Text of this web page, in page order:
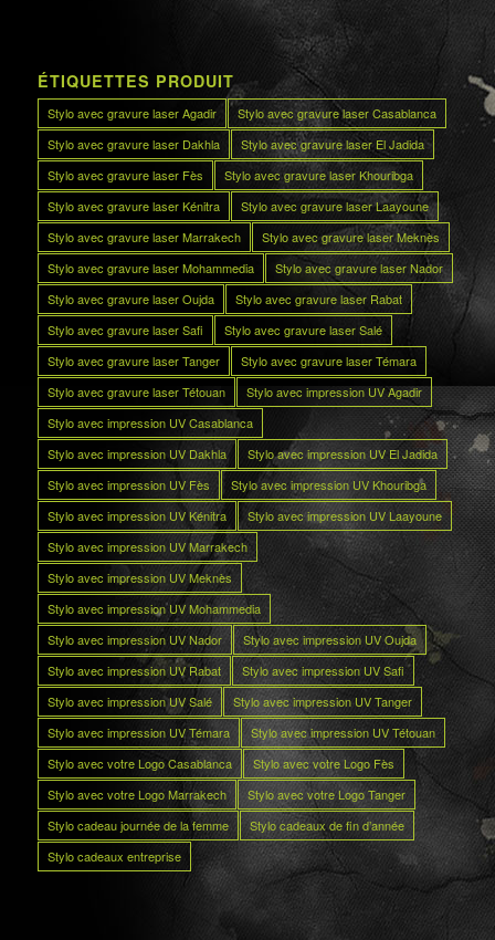
ÉTIQUETTES PRODUIT
Stylo avec gravure laser Agadir
Stylo avec gravure laser Casablanca
Stylo avec gravure laser Dakhla
Stylo avec gravure laser El Jadida
Stylo avec gravure laser Fès
Stylo avec gravure laser Khouribga
Stylo avec gravure laser Kénitra
Stylo avec gravure laser Laayoune
Stylo avec gravure laser Marrakech
Stylo avec gravure laser Meknès
Stylo avec gravure laser Mohammedia
Stylo avec gravure laser Nador
Stylo avec gravure laser Oujda
Stylo avec gravure laser Rabat
Stylo avec gravure laser Safi
Stylo avec gravure laser Salé
Stylo avec gravure laser Tanger
Stylo avec gravure laser Témara
Stylo avec gravure laser Tétouan
Stylo avec impression UV Agadir
Stylo avec impression UV Casablanca
Stylo avec impression UV Dakhla
Stylo avec impression UV El Jadida
Stylo avec impression UV Fès
Stylo avec impression UV Khouribga
Stylo avec impression UV Kénitra
Stylo avec impression UV Laayoune
Stylo avec impression UV Marrakech
Stylo avec impression UV Meknès
Stylo avec impression UV Mohammedia
Stylo avec impression UV Nador
Stylo avec impression UV Oujda
Stylo avec impression UV Rabat
Stylo avec impression UV Safi
Stylo avec impression UV Salé
Stylo avec impression UV Tanger
Stylo avec impression UV Témara
Stylo avec impression UV Tétouan
Stylo avec votre Logo Casablanca
Stylo avec votre Logo Fès
Stylo avec votre Logo Marrakech
Stylo avec votre Logo Tanger
Stylo cadeau journée de la femme
Stylo cadeaux de fin d’année
Stylo cadeaux entreprise